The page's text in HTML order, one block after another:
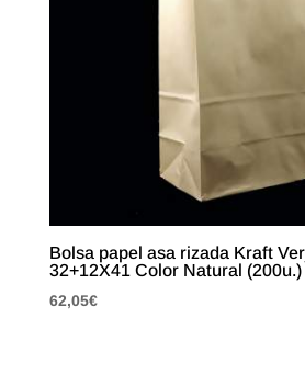
Bolsa papel asa rizada Kraft
32+12X41 Color Natural (200u.)
62,05€